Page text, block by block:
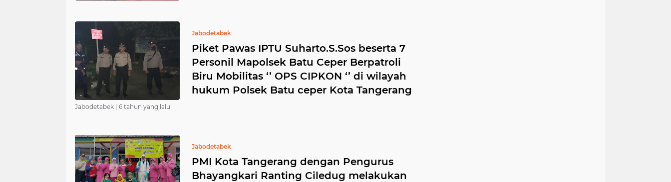
Jabodetabek
Piket Pawas IPTU Suharto.S.Sos beserta 7
Personil Mapolsek Batu Ceper Berpatroli
Biru Mobilitas ‘’ OPS CIPKON ‘’ di wilayah
hukum Polsek Batu ceper Kota Tangerang
Jabodetabek | 6 tahun yang lalu
Jabodetabek
PMI Kota Tangerang dengan Pengurus
Bhayangkari Ranting Ciledug melakukan